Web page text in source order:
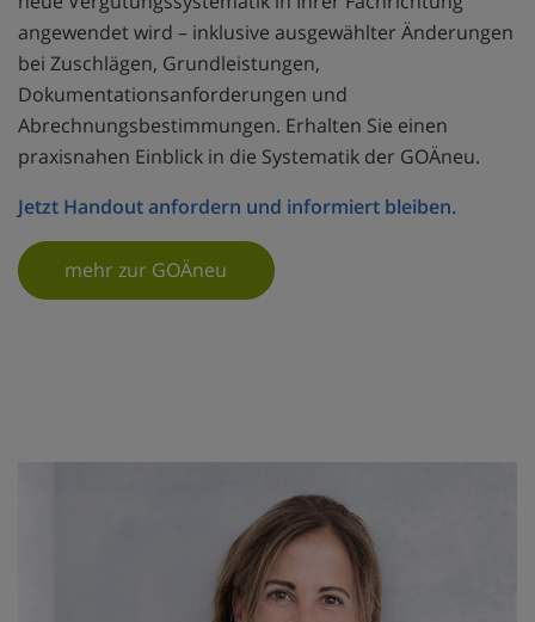
angewendet wird – inklusive ausgewählter Änderungen
bei Zuschlägen, Grundleistungen,
Dokumentationsanforderungen und
Abrechnungsbestimmungen. Erhalten Sie einen
praxisnahen Einblick in die Systematik der GOÄneu.
Jetzt Handout anfordern und informiert bleiben.
mehr zur GOÄneu